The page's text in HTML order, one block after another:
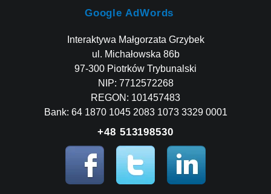
Google AdWords
Interaktywa Małgorzata Grzybek
ul. Michałowska 86b
97-300 Piotrków Trybunalski
NIP: 7712572268
REGON: 101457483
Bank: 64 1870 1045 2083 1073 3329 0001
+48 513198530